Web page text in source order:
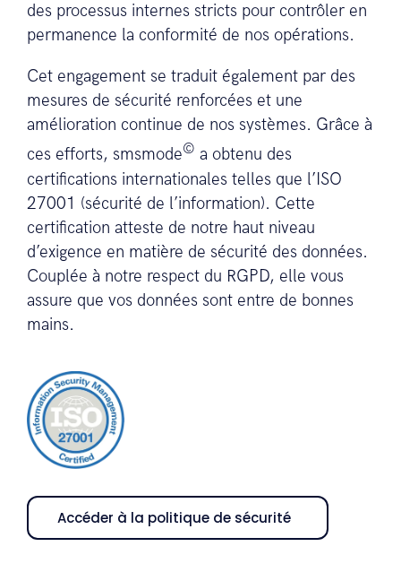
des processus internes stricts pour contrôler en
permanence la conformité de nos opérations.
Cet engagement se traduit également par des
mesures de sécurité renforcées et une
amélioration continue de nos systèmes. Grâce à
ces efforts, smsmode© a obtenu des
certifications internationales telles que l’ISO
27001 (sécurité de l’information). Cette
certification atteste de notre haut niveau
d’exigence en matière de sécurité des données.
Couplée à notre respect du RGPD, elle vous
assure que vos données sont entre de bonnes
mains.
Accéder à la politique de sécurité